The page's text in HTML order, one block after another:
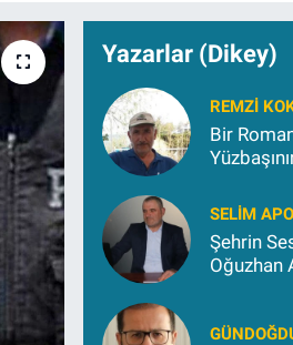
Yazarlar (Dikey)
REMZI
Bir
SELIM
Şehrin
Oğuzhan